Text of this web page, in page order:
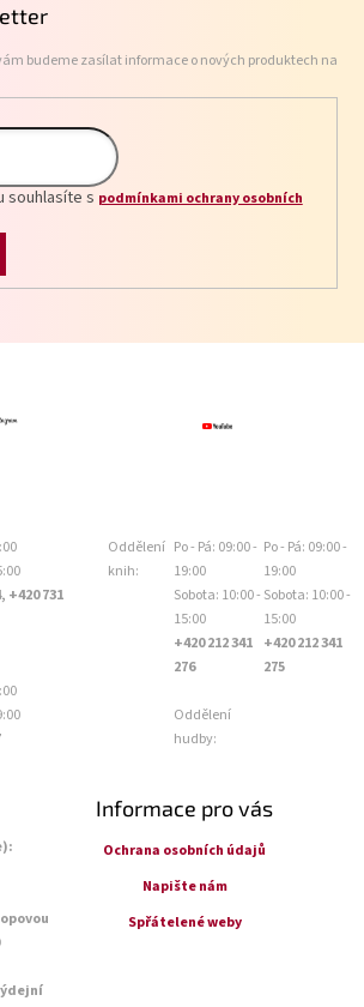
budeme zasílat informace o nových produktech na
souhlasíte s podmínkami ochrany osobních
+420 731
Oddělení
knih:
Po - Pá: 09:00 -
19:00
Sobota: 10:00 -
15:00
+420 212 341
276
Oddělení
hudby:
Po - Pá: 09:00 -
19:00
Sobota: 10:00 -
15:00
+420 212 341
275
Informace pro vás
Ochrana osobních údajů
Napište nám
Spřátelené weby